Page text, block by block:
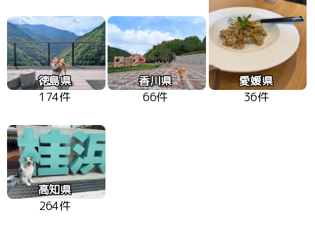
徳島県
174件
香川県
66件
愛媛県
36件
高知県
264件